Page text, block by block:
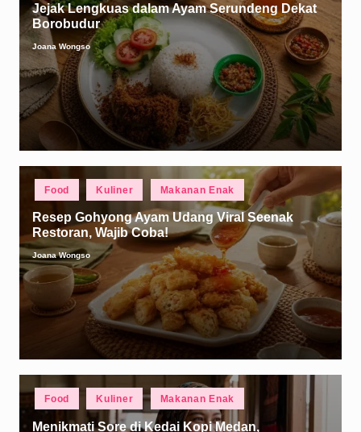
Jejak Lengkuas dalam Ayam Serundeng Dekat
Borobudur
Posted
by
Joana Wongso
Food Kuliner Makanan Enak
Resep Gohyong Ayam Udang Viral Seenak
Restoran, Wajib Coba!
Posted
by
Joana Wongso
Posted
Food Kuliner Makanan Enak
Menikmati Sore di Kedai Kopi Medan,